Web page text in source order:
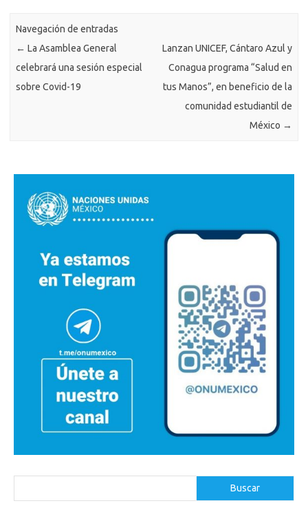
Navegación de entradas
← La Asamblea General
celebrará una sesión especial
sobre Covid-19
Lanzan UNICEF, Cántaro Azul y
Conagua programa “Salud en
tus Manos”, en beneficio de la
comunidad estudiantil de
México →
Buscar